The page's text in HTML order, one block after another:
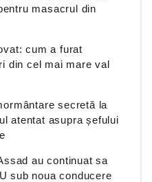
masacrul din
cum a furat
din cel mai mare val
secretă la
atentat asupra șefului
au continuat sa
sub noua conducere